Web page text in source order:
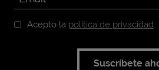
Acepto la política de privacidad.
Suscríbete